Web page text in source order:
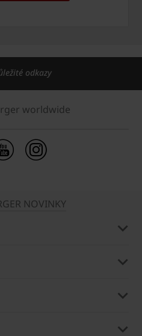
odkazy
worldwide
NOVINKY